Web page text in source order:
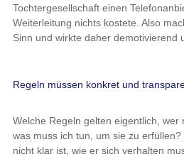
Tochtergesellschaft einen
Weiterleitung nichts kostete. Also
Sinn und wirkte daher demotivierend
Regeln müssen konkret und
Welche Regeln gelten eigentlich, wer
was muss ich tun, um sie zu
nicht klar ist, wie er sich verhalten